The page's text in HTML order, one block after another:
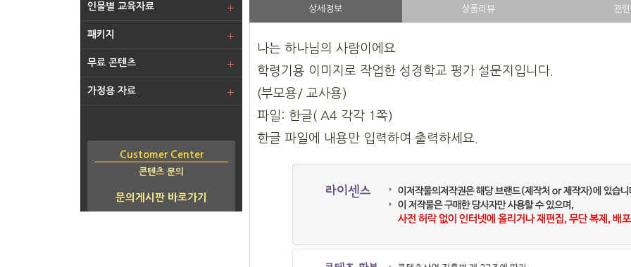
인물별 교육자료
패키지
무료 콘텐츠
가정용 자료
Customer Center
콘텐츠 문의
문의게시판 바로가기
상세정보 상품리뷰 관
나는 하나님의 사람이에요
학령기용 이미지로 작업한 성경학교 평가 설문지입니다.
(부모용/ 교사용)
파일: 한글( A4 각각 1쪽)
한글 파일에 내용만 입력하여 출력하세요.